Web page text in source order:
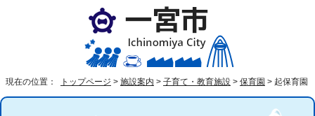
現在の位置： トップページ > 施設案内 > 子育て・教育施設 > 保育園 > 起保育園